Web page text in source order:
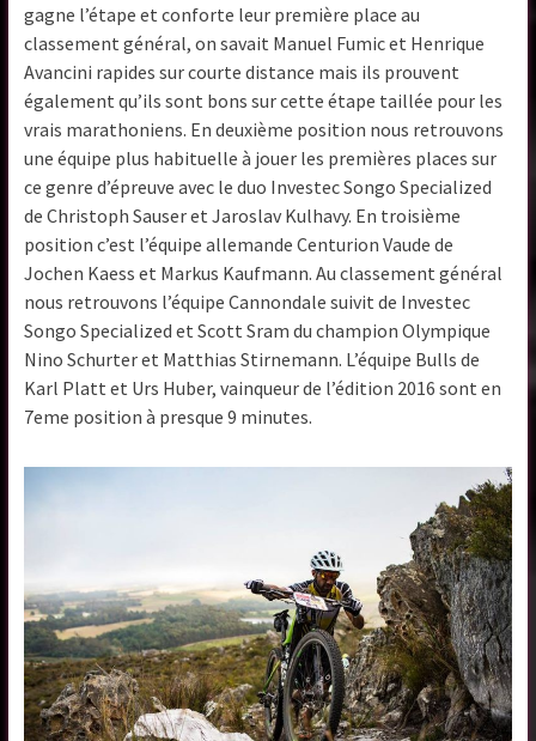
gagne l’étape et conforte leur première place au
classement général, on savait Manuel Fumic et Henrique
Avancini rapides sur courte distance mais ils prouvent
également qu’ils sont bons sur cette étape taillée pour les
vrais marathoniens. En deuxième position nous retrouvons
une équipe plus habituelle à jouer les premières places sur
ce genre d’épreuve avec le duo Investec Songo Specialized
de Christoph Sauser et Jaroslav Kulhavy. En troisième
position c’est l’équipe allemande Centurion Vaude de
Jochen Kaess et Markus Kaufmann. Au classement général
nous retrouvons l’équipe Cannondale suivit de Investec
Songo Specialized et Scott Sram du champion Olympique
Nino Schurter et Matthias Stirnemann. L’équipe Bulls de
Karl Platt et Urs Huber, vainqueur de l’édition 2016 sont en
7eme position à presque 9 minutes.